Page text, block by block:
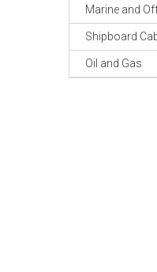
Marine and
Shipboard
Oil and Gas